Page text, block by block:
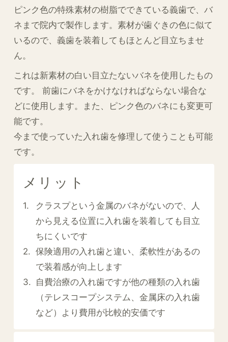
ピンク色の特殊素材の樹脂でできている義歯で、バ
ネまで院内で製作します。素材が歯ぐきの色に似て
いるので、義歯を装着してもほとんど目立ちませ
ん。
これは新素材の白い目立たないバネを使用したもの
です。 前歯にバネをかけなければならない場合な
どに使用します。また、ピンク色のバネにも変更可
能です。
今まで使っていた入れ歯を修理して使うことも可能
です。
メリット
クラスプという金属のバネがないので、人
から見える位置に入れ歯を装着しても目立
ちにくいです
保険適用の入れ歯と違い、柔軟性があるの
で装着感が向上します
自費治療の入れ歯ですが他の種類の入れ歯
（テレスコープシステム、金属床の入れ歯
など）より費用が比較的安価です